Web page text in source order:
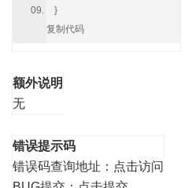
}
复制代码
额外说明
无
错误提示码
错误码查询地址： 点击访问